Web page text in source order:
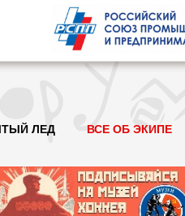
ЛЕД ВСЕ ОБ ЭКИПЕ